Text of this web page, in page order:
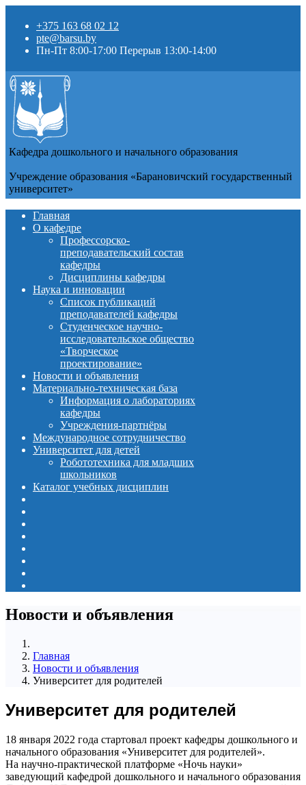
+375 163 68 02 12
pte@barsu.by
Пн-Пт 8:00-17:00 Перерыв 13:00-14:00
Кафедра дошкольного и начального образования
Учреждение образования «Барановичский государственный
университет»
Главная
О кафедре
Профессорско-
преподавательский состав
кафедры
Дисциплины кафедры
Наука и инновации
Список публикаций
преподавателей кафедры
Студенческое научно-
исследовательское общество
«Творческое
проектирование»
Новости и объявления
Материально-техническая база
Информация о лабораториях
кафедры
Учреждения-партнёры
Международное сотрудничество
Университет для детей
Робототехника для младших
школьников
Каталог учебных дисциплин
Новости и объявления
Главная
Новости и объявления
Университет для родителей
Университет для родителей
18 января 2022 года стартовал проект кафедры дошкольного и
начального образования «Университет для родителей».
На научно-практической платформе «Ночь науки»
заведующий кафедрой дошкольного и начального образования